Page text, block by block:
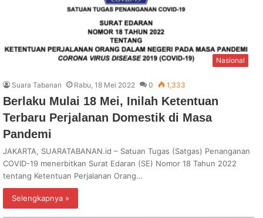
Nasional
Suara Tabanan Rabu, 18 Mei 2022 0 1,333
Berlaku Mulai 18 Mei, Inilah Ketentuan
Terbaru Perjalanan Domestik di Masa
Pandemi
JAKARTA, SUARATABANAN.id – Satuan Tugas (Satgas) Penanganan
COVID-19 menerbitkan Surat Edaran (SE) Nomor 18 Tahun 2022
tentang Ketentuan Perjalanan Orang…
Selengkapnya »